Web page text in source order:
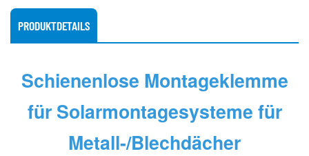
PRODUKTDETAILS
Schienenlose Montageklemme
für Solarmontagesysteme für
Metall-/Blechdächer